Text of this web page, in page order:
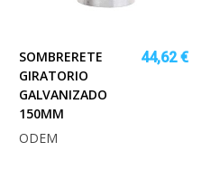
SOMBRERETE
GIRATORIO
GALVANIZADO
150MM
44,62 €
ODEM